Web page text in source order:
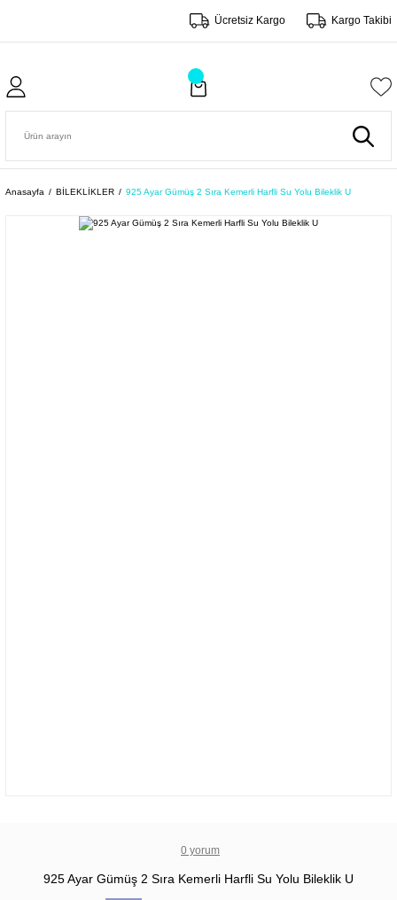
Ücretsiz Kargo Kargo Takibi
Anasayfa BİLEKLİKLER 925 Ayar Gümüş 2 Sıra Kemerli Harfli Su Yolu Bileklik U
0 yorum
925 Ayar Gümüş 2 Sıra Kemerli Harfli Su Yolu Bileklik U